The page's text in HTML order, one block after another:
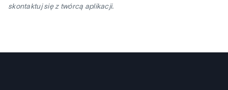
skontaktuj się z twórcą aplikacji.